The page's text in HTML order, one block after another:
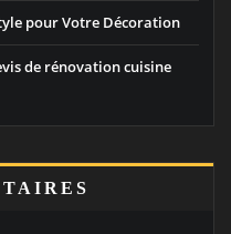
pour Votre Décoration
de rénovation cuisine